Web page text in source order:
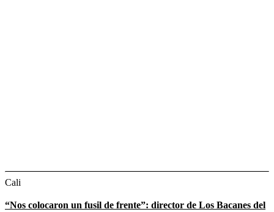
Cali
“Nos colocaron un fusil de frente”: director de Los Bacanes del